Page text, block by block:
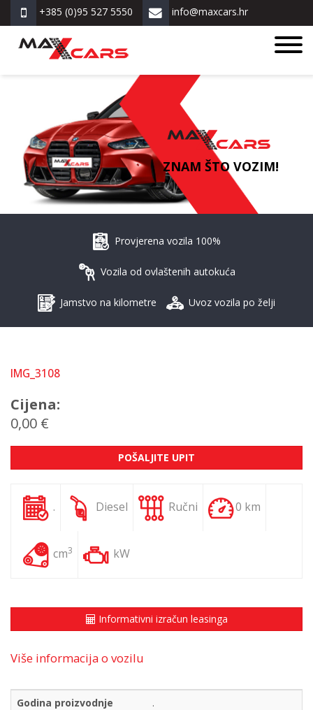
+385 (0)95 527 5550 info@maxcars.hr
ZNAM ŠTO VOZIM!
Provjerena vozila 100%
Vozila od ovlaštenih autokuća
Jamstvo na kilometre Uvoz vozila po želji
IMG_3108
Cijena:
0,00 €
POŠALJITE UPIT
. Diesel Ručni 0 km
cm3 kW
Informativni izračun leasinga
Više informacija o vozilu
Godina proizvodnje
.